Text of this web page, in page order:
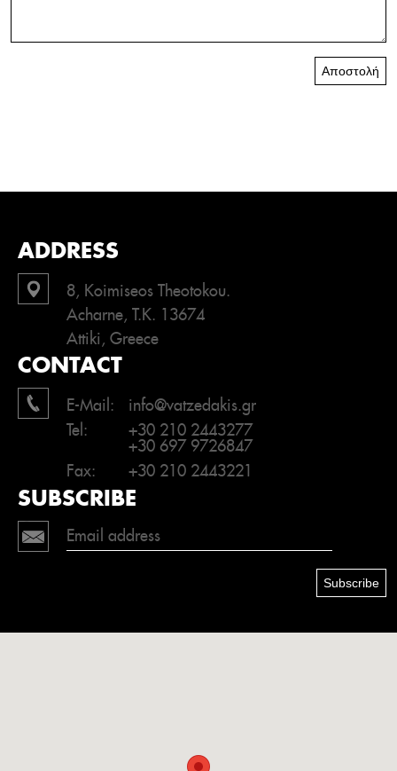
Αποστολή
ADDRESS
8, Koimiseos Theotokou.
Acharne, T.K. 13674
Attiki, Greece
CONTACT
E-Mail:
info@vatzedakis.gr
Tel:
+30 210 2443277
+30 697 9726847
Fax:
+30 210 2443221
SUBSCRIBE
Subscribe